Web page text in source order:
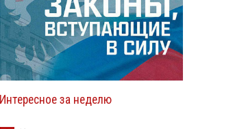
Интересное за неделю